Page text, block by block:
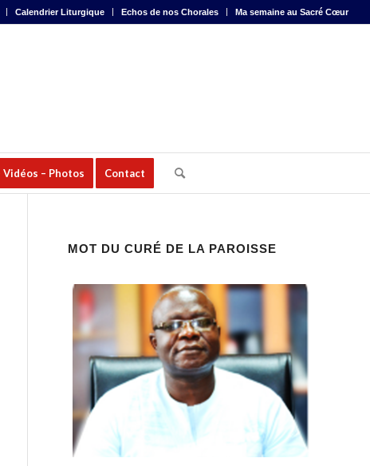
Calendrier Liturgique Echos de nos Chorales Ma semaine au Sacré Cœur
Vidéos – Photos Contact
MOT DU CURÉ DE LA PAROISSE